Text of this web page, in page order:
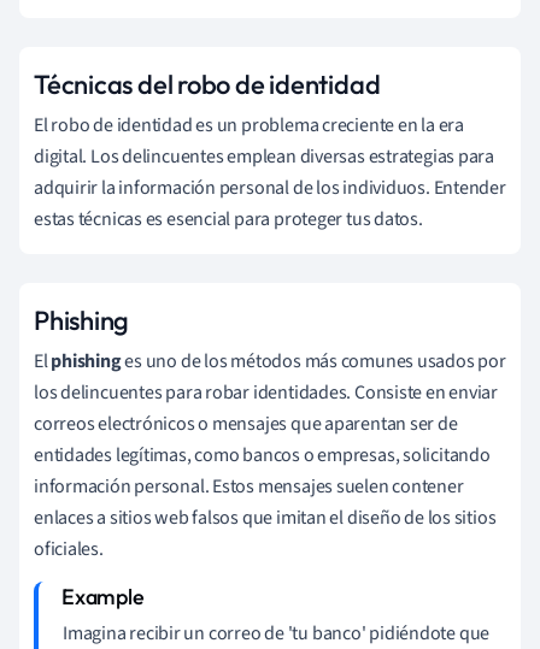
Técnicas del robo de identidad
El robo de identidad es un problema creciente en la era
digital. Los delincuentes emplean diversas estrategias para
adquirir la información personal de los individuos. Entender
estas técnicas es esencial para proteger tus datos.
Phishing
Elphishinges uno de los métodos más comunes usados por
los delincuentes para robar identidades. Consiste en enviar
correos electrónicos o mensajes que aparentan ser de
entidades legítimas, como bancos o empresas, solicitando
información personal. Estos mensajes suelen contener
enlaces a sitios web falsos que imitan el diseño de los sitios
oficiales.
Imagina recibir un correo de 'tu banco' pidiéndote que